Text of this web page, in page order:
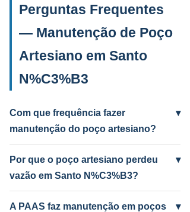
Perguntas Frequentes
— Manutenção de Poço
Artesiano em Santo
N%C3%B3
Com que frequência fazer
manutenção do poço artesiano?
▾
Anual para uso intenso (agrícola/industrial)
e a cada 2 anos para uso residencial.
Poços antigos podem precisar mais
frequentemente.
Por que o poço artesiano perdeu
vazão em Santo N%C3%B3?
▾
Causas mais comuns: incrustação por
ferro e manganês, colmatação do filtro,
A PAAS faz manutenção em poços
▾